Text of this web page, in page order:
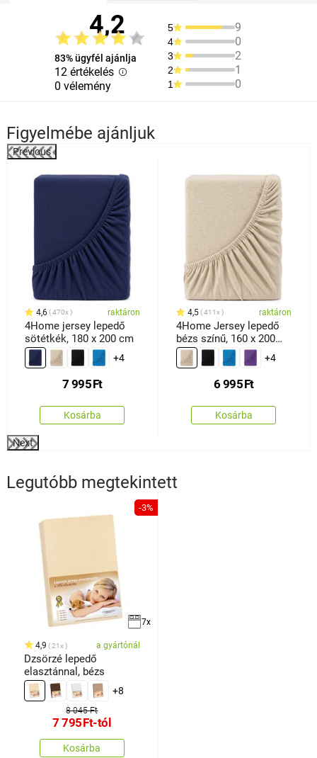
4,2
83% ügyfél ajánlja
12 értékelés
0 vélemény
5 9
4 0
3 2
2 1
1 0
Figyelmébe ajánljuk
Previous
4,6 470x raktáron
4Home jersey lepedő
sötétkék, 180 x 200 cm
+4
7 995Ft
Kosárba
4,5 411x raktáron
4Home Jersey lepedő
bézs színű, 160 x 200
cm
+4
6 995Ft
Kosárba
Next
Legutóbb megtekintett
-3%
7x
4,9 21x a gyártónál
Dzsörzé lepedő
elasztánnal, bézs
+8
8 045 Ft
7 795Ft-tól
Kosárba